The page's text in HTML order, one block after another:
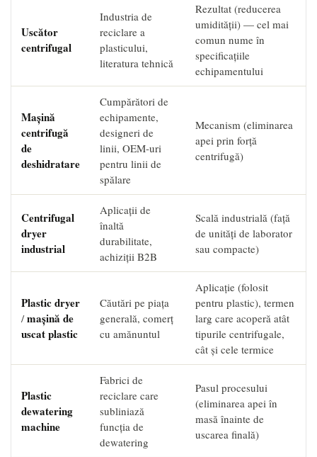
Uscător
centrifugal
Industria de
reciclare a
plasticului,
literatura tehnică
Rezultat (reducerea
umidității) — cel mai
comun nume în
specificațiile
echipamentului
Mașină
centrifugă
de
deshidratare
Cumpărători de
echipamente,
designeri de
linii, OEM-uri
pentru linii de
spălare
Mecanism (eliminarea
apei prin forță
centrifugă)
Centrifugal
dryer
industrial
Aplicații de
înaltă
durabilitate,
achiziții B2B
Scală industrială (față
de unități de laborator
sau compacte)
Plastic dryer
/mașină de
uscat plastic
Căutări pe piața
generală, comerț
cu amănuntul
Aplicație (folosit
pentru plastic), termen
larg care acoperă atât
tipurile centrifugale,
cât și cele termice
Plastic
dewatering
machine
Fabrici de
reciclare care
subliniază
funcția de
dewatering
Pasul procesului
(eliminarea apei în
masă înainte de
uscarea finală)